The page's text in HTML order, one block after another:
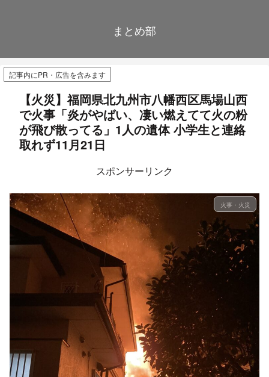
まとめ部
記事内にPR・広告を含みます
【火災】福岡県北九州市八幡西区馬場山西
で火事「炎がやばい、凄い燃えてて火の粉
が飛び散ってる」1人の遺体 小学生と連絡
取れず11月21日
スポンサーリンク
火事・火災